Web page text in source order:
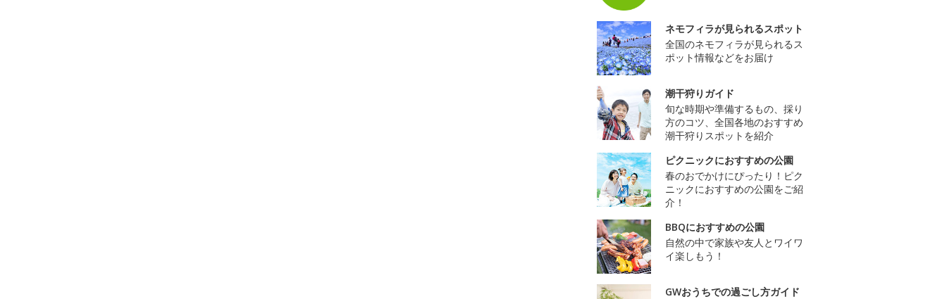
ネモフィラが見られるスポット
全国のネモフィラが見られるス
ポット情報などをお届け
潮干狩りガイド
旬な時期や準備するもの、採り
方のコツ、全国各地のおすすめ
潮干狩りスポットを紹介
ピクニックにおすすめの公園
春のおでかけにぴったり！ピク
ニックにおすすめの公園をご紹
介！
BBQにおすすめの公園
自然の中で家族や友人とワイワ
イ楽しもう！
GWおうちでの過ごし方ガイド